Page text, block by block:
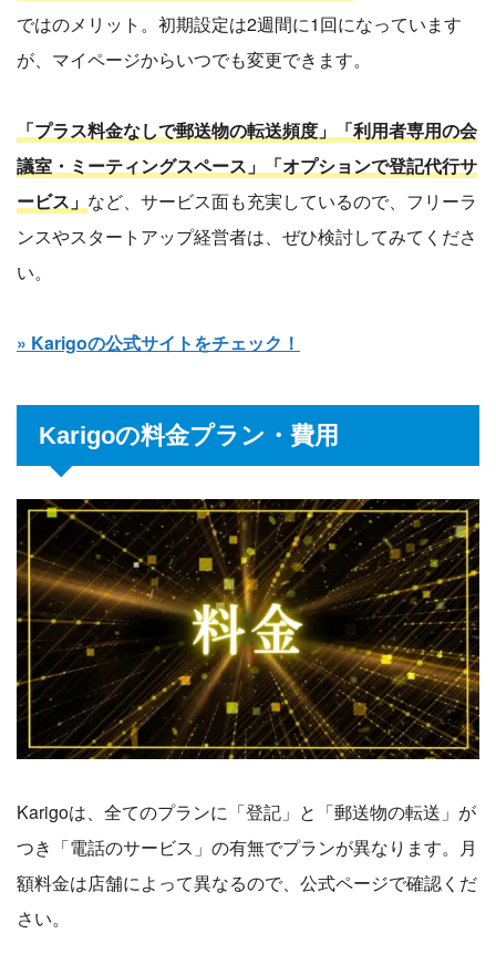
ではのメリット。初期設定は2週間に1回になっています
が、マイページからいつでも変更できます。
「プラス料金なしで郵送物の転送頻度」「利用者専用の会
議室・ミーティングスペース」「オプションで登記代行サ
ービス」 など、サービス面も充実しているので、フリーラ
ンスやスタートアップ経営者は、ぜひ検討してみてくださ
い。
» Karigoの公式サイトをチェック！
Karigoの料金プラン・費用
Karigoは、全てのプランに「登記」と「郵送物の転送」が
つき「電話のサービス」の有無でプランが異なります。月
額料金は店舗によって異なるので、公式ページで確認くだ
さい。